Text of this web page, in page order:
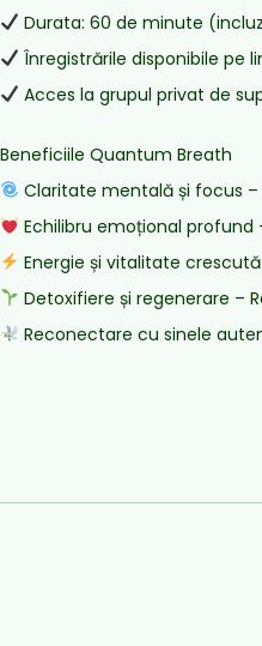
Durata: 60 de minute
Înregistrările disponibile pe
Acces la grupul privat de
Beneficiile Quantum Breath
Claritate mentală și focus –
Echilibru emoțional profund
Energie și vitalitate
Detoxifiere și regenerare –
Reconectare cu sinele